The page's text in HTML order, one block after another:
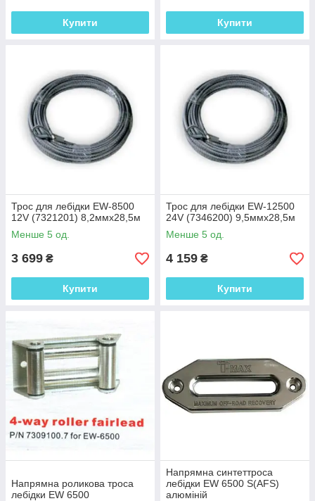
Купити Купити
Трос для лебідки EW-8500
12V (7321201) 8,2ммх28,5м
Менше 5 од.
3 699 ₴
Купити
Трос для лебідки EW-12500
24V (7346200) 9,5ммх28,5м
Менше 5 од.
4 159 ₴
Купити
Напрямна роликова троса
лебідки EW 6500
Напрямна синтеттроса
лебідки EW 6500 S(AFS)
алюміній